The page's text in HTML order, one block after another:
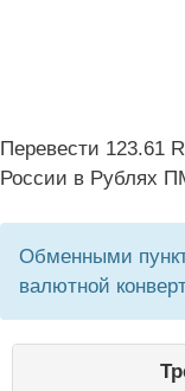
Перевести 123.61
России в Рублях
Обменными
валютной